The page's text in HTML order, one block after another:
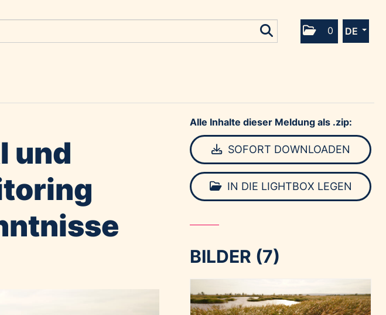
0 DE
und
Alle Inhalte dieser Meldung als .zip:
SOFORT DOWNLOADEN
IN DIE LIGHTBOX LEGEN
BILDER (7)